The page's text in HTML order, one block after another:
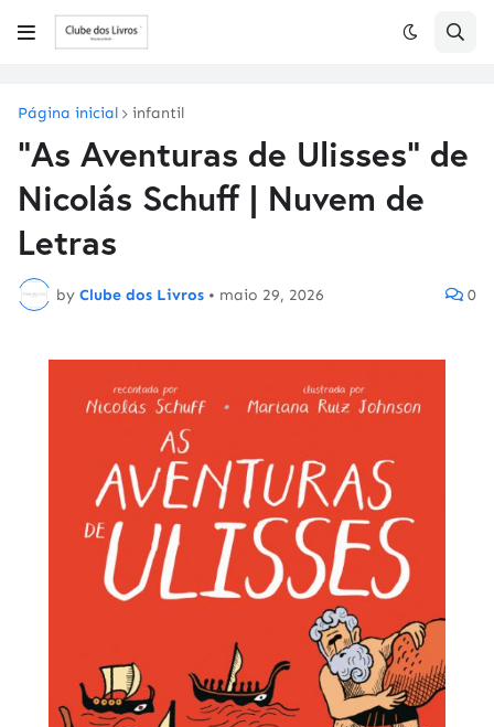
Página inicial infantil
"As Aventuras de Ulisses" de
Nicolás Schuff | Nuvem de
Letras
by Clube dos Livros • maio 29, 2026 0